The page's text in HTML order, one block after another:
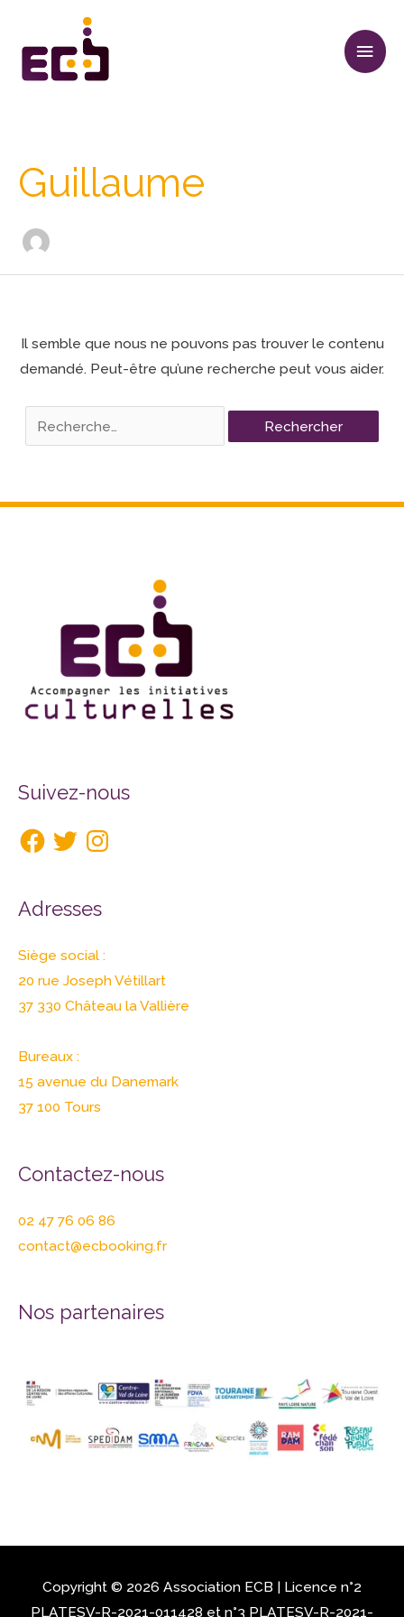
contenu
Guillaume
Il semble que nous ne pouvons pas trouver le contenu
demandé. Peut-être qu’une recherche peut vous aider.
Suivez-nous
Facebook
Adresses
Siège social :
20 rue Joseph Vétillart
37 330 Château la Vallière
Bureaux :
15 avenue du Danemark
37 100 Tours
Contactez-nous
02 47 76 06 86
contact@ecbooking.fr
Nos partenaires
Copyright © 2026 Association ECB | Licence n°2
PLATESV-R-2021-011428 et n°3 PLATESV-R-2021-